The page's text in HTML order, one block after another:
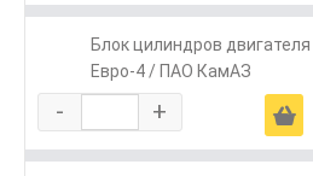
Блок цилиндров двигателя
Евро-4 / ПАО КамАЗ
- + Ä